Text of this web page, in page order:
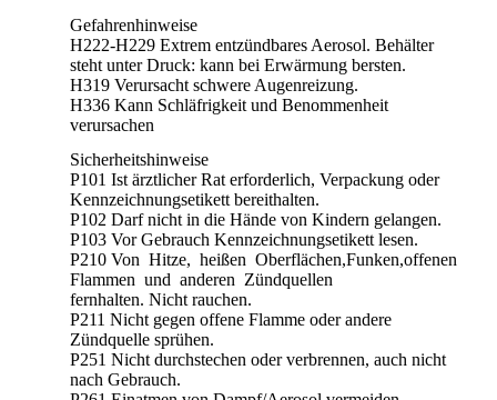
Gefahrenhinweise
H222-H229 Extrem entzündbares Aerosol. Behälter
steht unter Druck: kann bei Erwärmung bersten.
H319 Verursacht schwere Augenreizung.
H336 Kann Schläfrigkeit und Benommenheit
verursachen
Sicherheitshinweise
P101 Ist ärztlicher Rat erforderlich, Verpackung oder
Kennzeichnungsetikett bereithalten.
P102 Darf nicht in die Hände von Kindern gelangen.
P103 Vor Gebrauch Kennzeichnungsetikett lesen.
P210 Von Hitze, heißen Oberflächen,Funken,offenen
Flammen und anderen Zündquellen
fernhalten. Nicht rauchen.
P211 Nicht gegen offene Flamme oder andere
Zündquelle sprühen.
P251 Nicht durchstechen oder verbrennen, auch nicht
nach Gebrauch.